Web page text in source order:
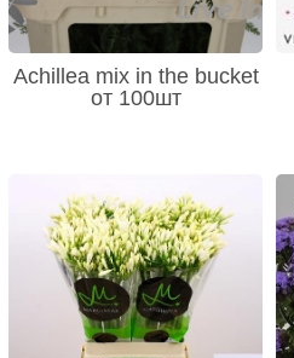
Achillea mix in the bucket
от 100шт